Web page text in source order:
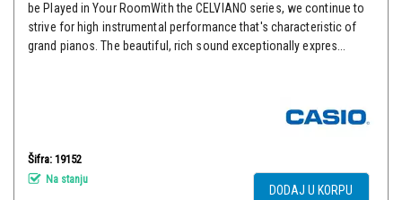
be Played in Your RoomWith the CELVIANO series, we continue to
strive for high instrumental performance that's characteristic of
grand pianos. The beautiful, rich sound exceptionally expres...
Šifra: 19152
Na stanju
DODAJ U KORPU